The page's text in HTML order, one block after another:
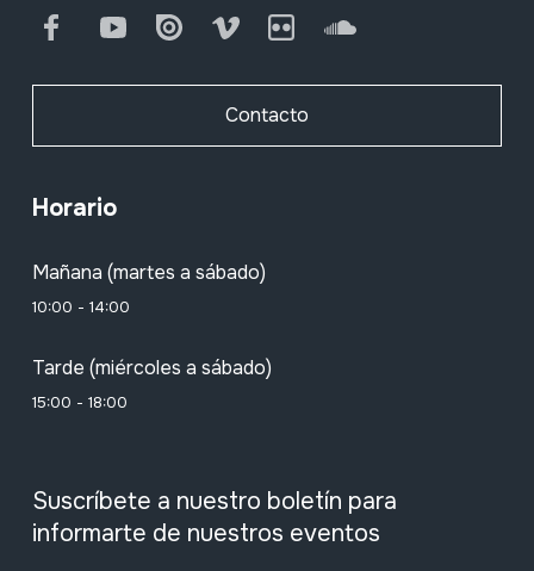
FacebookYoutube Issuu Vimeo Flickr SoundCloud
Contacto
Horario
Mañana (martes a sábado)
10:00 - 14:00
Tarde (miércoles a sábado)
15:00 - 18:00
Suscríbete a nuestro boletín para
informarte de nuestros eventos